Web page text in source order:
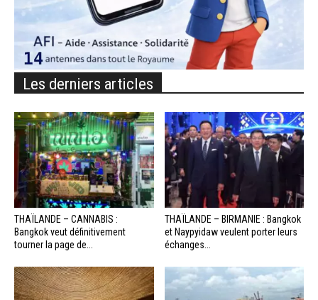
Les derniers articles
THAÏLANDE – CANNABIS :
Bangkok veut définitivement
tourner la page de...
THAÏLANDE – BIRMANIE : Bangkok
et Naypyidaw veulent porter leurs
échanges...